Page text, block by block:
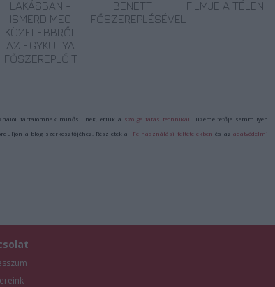
LAKÁSBAN -
ISMERD MEG
KÖZELEBBRŐL
AZ EGYKUTYA
FŐSZEREPLŐIT
BENETT
FŐSZEREPLÉSÉVEL
FILMJE A TÉLEN
tartalomnak minősülnek, értük a szolgáltatás technikai üzemeltetője semmilyen
a blog szerkesztőjéhez. Részletek a Felhasználási feltételekben és azadatvédelmi